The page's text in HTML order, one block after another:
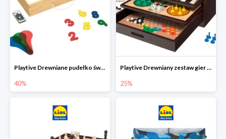
Playtive Drewniane pudełko świetlne MONTESSORI
40%
Playtive Drewniany zestaw gier 10 w 1
25%